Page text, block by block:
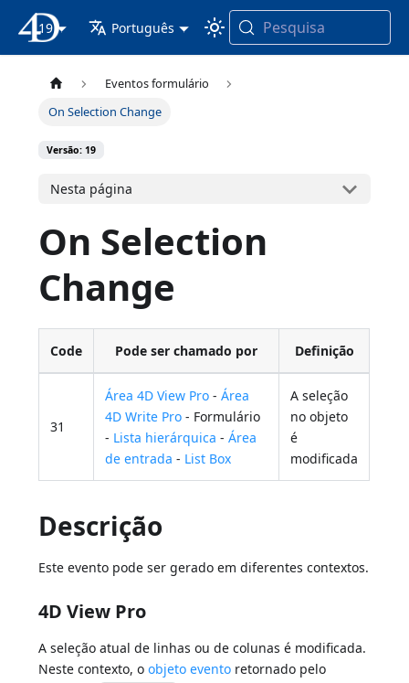
Documentação 4D
19 Português Pesquisa
Eventos formulário
On Selection Change
Versão: 19
Nesta página
On Selection
Change
Code Pode ser chamado por Definição
31
Área 4D View Pro -Área
4D Write Pro - Formulário
- Lista hierárquica -Área
de entrada - List Box
A seleção
no objeto
é
modificada
Descrição
Este evento pode ser gerado em diferentes contextos.
4D View Pro
A seleção atual de linhas ou de colunas é modificada.
Neste contexto, oobjeto evento retornado pelo